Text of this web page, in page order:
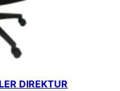
DIREKTUR